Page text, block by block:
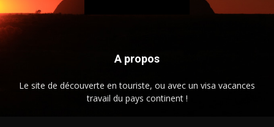
A propos
Le site de découverte en touriste, ou avec un visa vacances
travail du pays continent !